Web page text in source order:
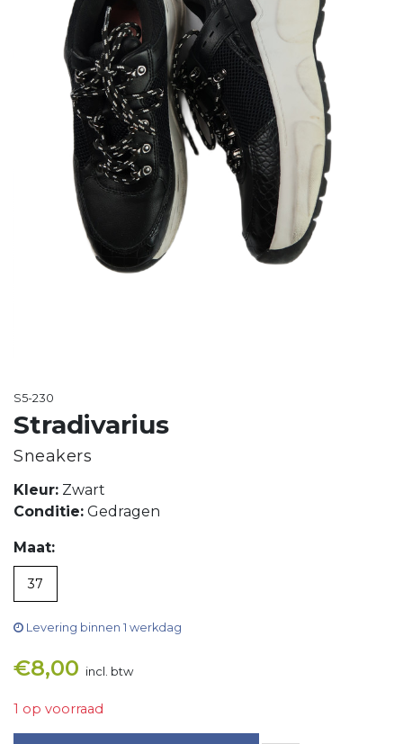
S5-230
Stradivarius
Sneakers
Kleur: Zwart
Conditie: Gedragen
Maat:
37
Levering binnen 1 werkdag
€8,00 incl. btw
1 op voorraad